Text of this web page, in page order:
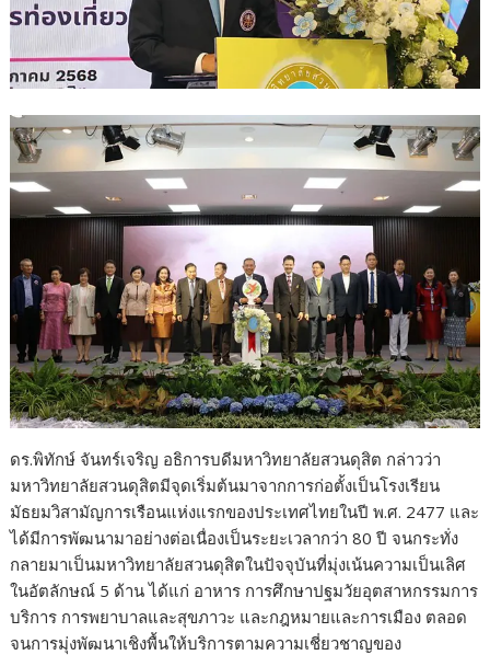
ดร.พิทักษ์ จันทร์เจริญ อธิการบดีมหาวิทยาลัยสวนดุสิต กล่าวว่า
มหาวิทยาลัยสวนดุสิตมีจุดเริ่มต้นมาจากการก่อตั้งเป็นโรงเรียน
มัธยมวิสามัญการเรือนแห่งแรกของประเทศไทยในปี พ.ศ. 2477 และ
ได้มีการพัฒนามาอย่างต่อเนื่องเป็นระยะเวลากว่า 80 ปี จนกระทั่ง
กลายมาเป็นมหาวิทยาลัยสวนดุสิตในปัจจุบันที่มุ่งเน้นความเป็นเลิศ
ในอัตลักษณ์ 5 ด้าน ได้แก่ อาหาร การศึกษาปฐมวัยอุตสาหกรรมการ
บริการ การพยาบาลและสุขภาวะ และกฎหมายและการเมือง ตลอด
จนการมุ่งพัฒนาเชิงพื้นให้บริการตามความเชี่ยวชาญของ